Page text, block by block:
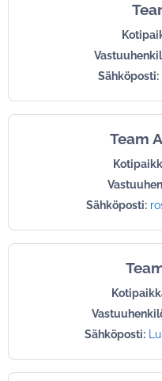
Sähköposti:
Team
Sähköposti:
Sähköposti: